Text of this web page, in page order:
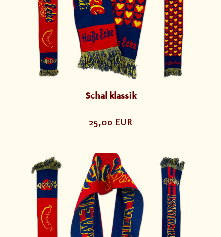
Schal klassik
25,00 EUR